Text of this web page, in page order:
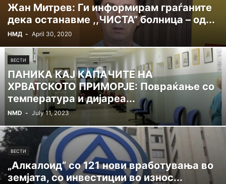
Жан Митрев: Ги информирам граѓаните
дека останавме ,,ЧИСТА” болница – од...
НМД - April 30, 2020
ВЕСТИ
ПАНИКА КАЈ КАПАЧИТЕ НА
ХРВАТСКОТО ПРИМОРЈЕ: Повраќање со
температура и дијареа...
NMD - July 11, 2023
ВЕСТИ
„Алкалоид“ со 121 нови вработувања во
земјата, со инвестиции во износ...